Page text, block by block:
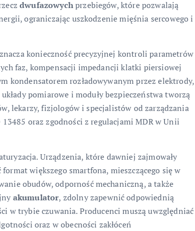
dwufazowychprzebiegów, które pozwalają
ograniczając uszkodzenie mięśnia sercowego i
konieczność precyzyjnej kontroli parametrów
faz, kompensacji impedancji klatki piersiowej
kondensatorem rozładowywanym przez elektrody,
pomiarowe i moduły bezpieczeństwa tworzą
lekarzy, fizjologów i specjalistów od zarządzania
oraz zgodności z regulacjami MDR w Unii
Urządzenia, które dawniej zajmowały
większego smartfona, mieszczącego się w
obudów, odporność mechaniczną, a także
akumulator, zdolny zapewnić odpowiednią
w trybie czuwania. Producenci muszą uwzględniać
oraz w obecności zakłóceń